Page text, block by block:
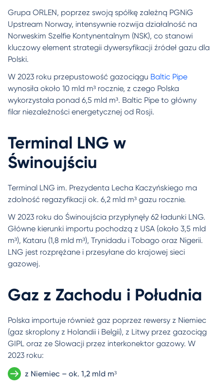
Grupa ORLEN, poprzez swoją spółkę zależną PGNiG
Upstream Norway, intensywnie rozwija działalność na
Norweskim Szelfie Kontynentalnym (NSK), co stanowi
kluczowy element strategii dywersyfikacji źródeł gazu dla
Polski.
W 2023 roku przepustowość gazociągu Baltic Pipe
wynosiła około 10 mld m³ rocznie, z czego Polska
wykorzystała ponad 6,5 mld m³. Baltic Pipe to główny
filar niezależności energetycznej od Rosji.
Terminal LNG w
Świnoujściu
Terminal LNG im. Prezydenta Lecha Kaczyńskiego ma
zdolność regazyfikacji ok. 6,2 mld m³ gazu rocznie.
W 2023 roku do Świnoujścia przypłynęły 62 ładunki LNG.
Główne kierunki importu pochodzą z USA (około 3,5 mld
m³), Kataru (1,8 mld m³), Trynidadu i Tobago oraz Nigerii.
LNG jest rozprężane i przesyłane do krajowej sieci
gazowej.
Gaz z Zachodu i Południa
Polska importuje również gaz poprzez rewersy z Niemiec
(gaz skroplony z Holandii i Belgii), z Litwy przez gazociąg
GIPL oraz ze Słowacji przez interkonektor gazowy. W
2023 roku:
z Niemiec – ok. 1,2 mld m³